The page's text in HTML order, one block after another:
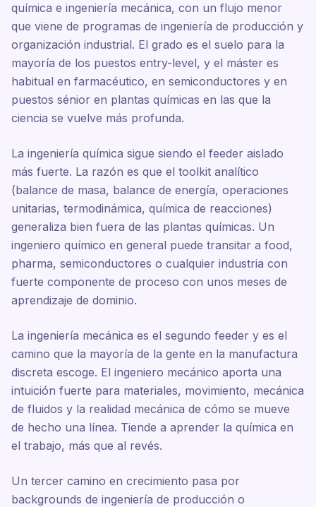
química e ingeniería mecánica, con un flujo menor
que viene de programas de ingeniería de producción y
organización industrial. El grado es el suelo para la
mayoría de los puestos entry-level, y el máster es
habitual en farmacéutico, en semiconductores y en
puestos sénior en plantas químicas en las que la
ciencia se vuelve más profunda.
La ingeniería química sigue siendo el feeder aislado
más fuerte. La razón es que el toolkit analítico
(balance de masa, balance de energía, operaciones
unitarias, termodinámica, química de reacciones)
generaliza bien fuera de las plantas químicas. Un
ingeniero químico en general puede transitar a food,
pharma, semiconductores o cualquier industria con
fuerte componente de proceso con unos meses de
aprendizaje de dominio.
La ingeniería mecánica es el segundo feeder y es el
camino que la mayoría de la gente en la manufactura
discreta escoge. El ingeniero mecánico aporta una
intuición fuerte para materiales, movimiento, mecánica
de fluidos y la realidad mecánica de cómo se mueve
de hecho una línea. Tiende a aprender la química en
el trabajo, más que al revés.
Un tercer camino en crecimiento pasa por
backgrounds de ingeniería de producción o